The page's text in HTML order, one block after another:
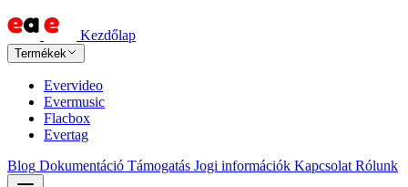
Kezdőlap
Termékek
Evervideo
Evermusic
Flacbox
Evertag
Blog Dokumentáció Támogatás Jogi információk Kapcsolat Rólunk